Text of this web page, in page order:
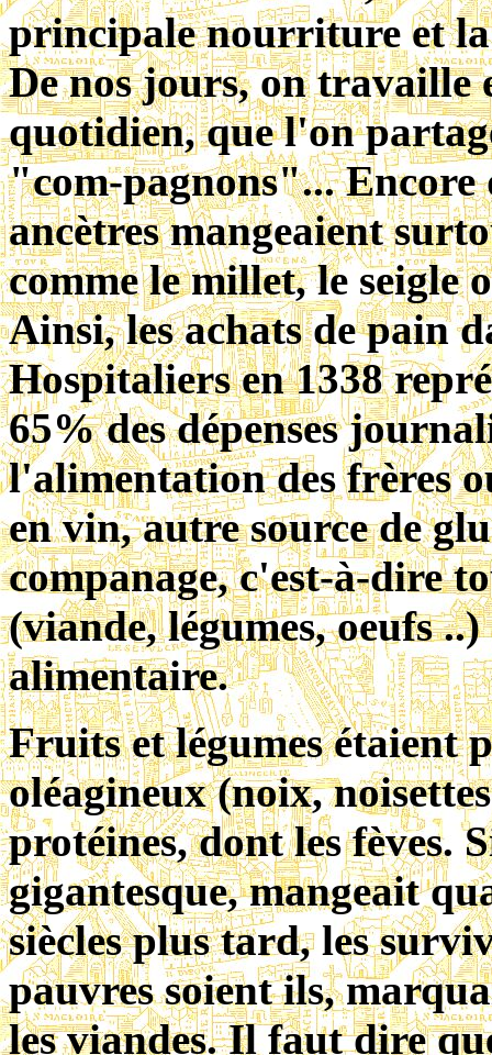
principale nourriture et la
De nos jours, on travaille
quotidien, que l'on
"com-pagnons"... Encore
ancètres mangeaient
comme le millet, le seigle
Ainsi, les achats de pain
Hospitaliers en 1338
65% des dépenses
l'alimentation des frères
en vin, autre source de
companage, c'est-à-dire
(viande, légumes, oeufs
alimentaire.
Fruits et légumes étaient
oléagineux (noix,
protéines, dont les fèves.
gigantesque, mangeait
siècles plus tard, les
pauvres soient ils,
les viandes. Il faut dire